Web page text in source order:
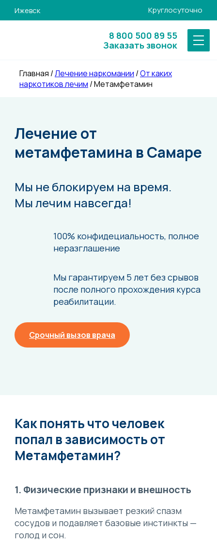
Ижевск Круглосуточно
8 800 500 89 55
Заказать звонок
Главная /Лечение наркомании /От каких
наркотиков лечим /Метамфетамин
Лечение от
метамфетамина в Самаре
Мы не блокируем на время.
Мы лечим навсегда!
100% конфидециальность, полное
неразглашение
Мы гарантируем 5 лет без срывов
после полного прохождения курса
реабилитации.
Срочный вызов врача
Как понять что человек
попал в зависимость от
Метамфетамин?
1. Физические признаки и внешность
Метамфетамин вызывает резкий спазм
сосудов и подавляет базовые инстинкты —
голод и сон.